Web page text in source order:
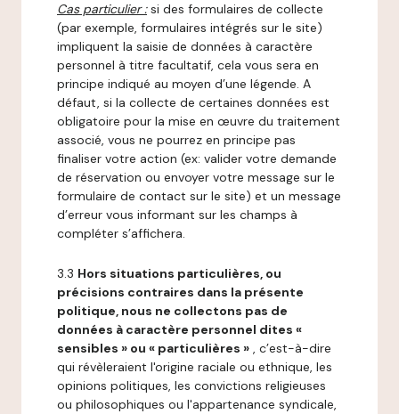
Cas particulier : si des formulaires de collecte
(par exemple, formulaires intégrés sur le site)
impliquent la saisie de données à caractère
personnel à titre facultatif, cela vous sera en
principe indiqué au moyen d’une légende. A
défaut, si la collecte de certaines données est
obligatoire pour la mise en œuvre du traitement
associé, vous ne pourrez en principe pas
finaliser votre action (ex: valider votre demande
de réservation ou envoyer votre message sur le
formulaire de contact sur le site) et un message
d’erreur vous informant sur les champs à
compléter s’affichera.
3.3 Hors situations particulières, ou
précisions contraires dans la présente
politique, nous ne collectons pas de
données à caractère personnel dites «
sensibles » ou « particulières » , c’est-à-dire
qui révèleraient l'origine raciale ou ethnique, les
opinions politiques, les convictions religieuses
ou philosophiques ou l'appartenance syndicale,